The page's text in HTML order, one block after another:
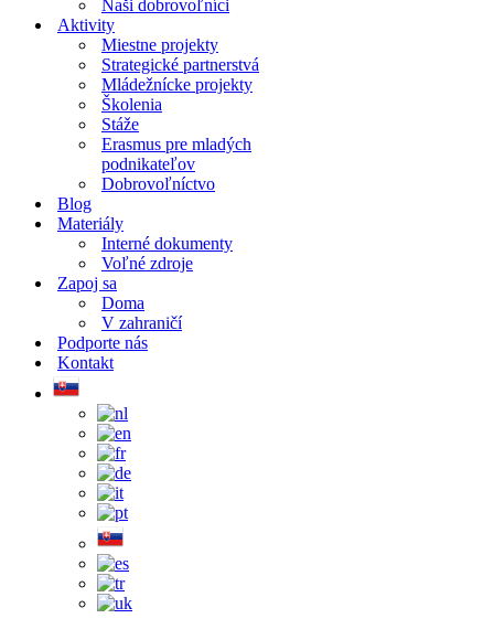
Naši dobrovoľníci
Aktivity
Miestne projekty
Strategické partnerstvá
Mládežnícke projekty
Školenia
Stáže
Erasmus pre mladých
podnikateľov
Dobrovoľníctvo
Blog
Materiály
Interné dokumenty
Voľné zdroje
Zapoj sa
Doma
V zahraničí
Podporte nás
Kontakt